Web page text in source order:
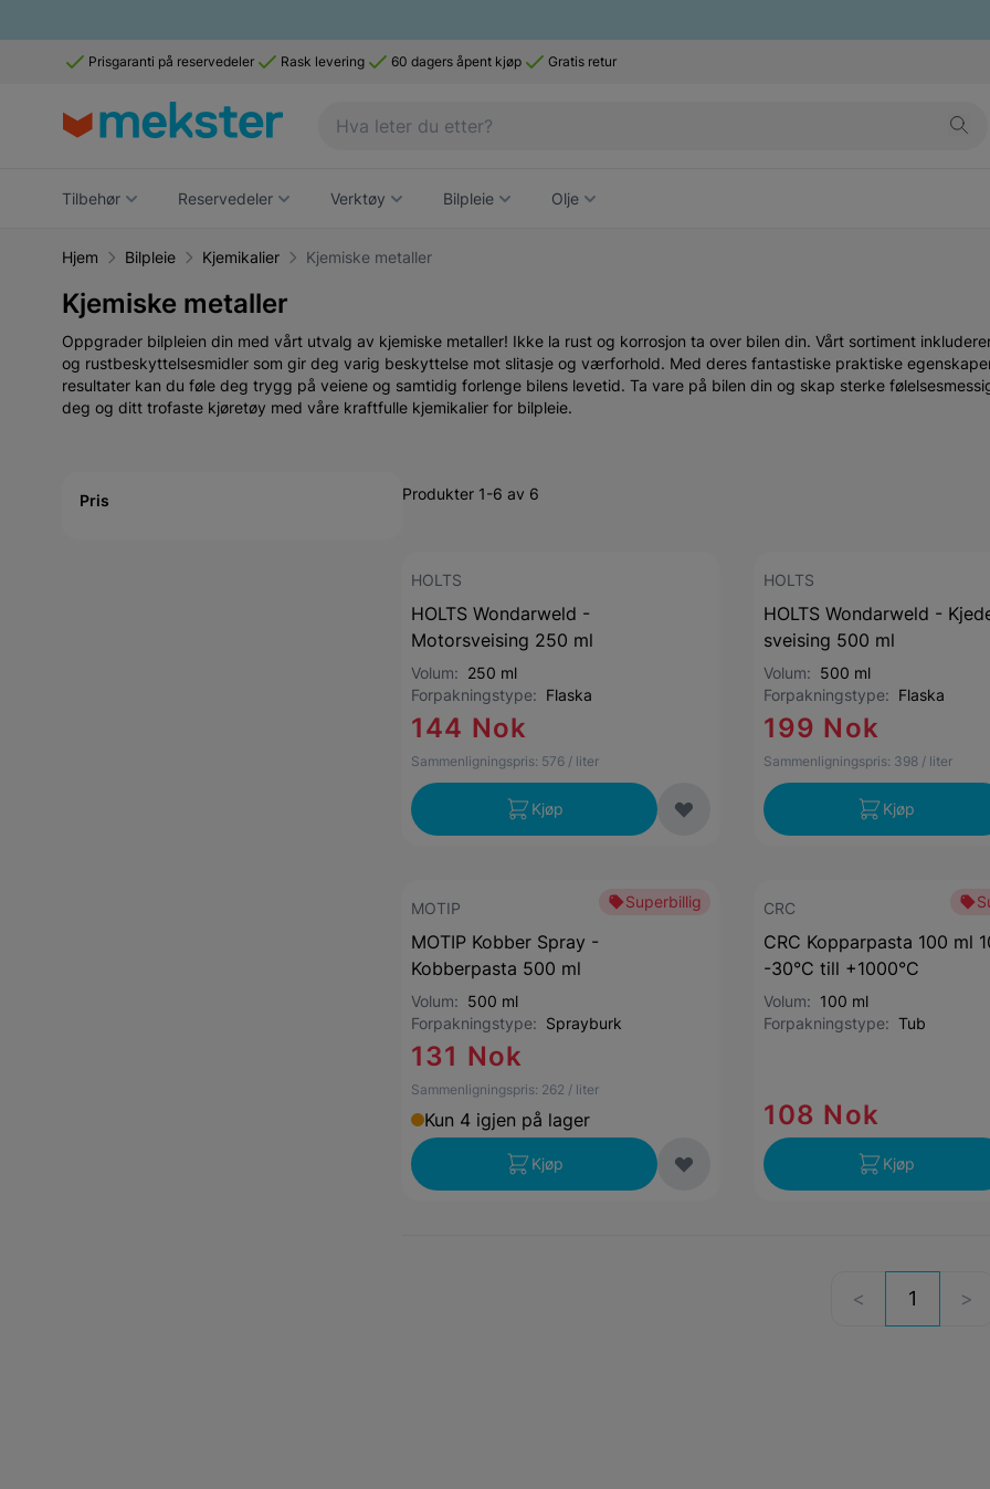
Prisgaranti på reservedeler Rask levering 60 dagers åpent kjøp Gratis retur
Tilbehør Reservedeler Verktøy Bilpleie Olje
Hjem Bilpleie Kjemikalier Kjemiske metaller
Kjemiske metaller
Oppgrader bilpleien din med vårt utvalg av kjemiske metaller! Ikke la rust og korrosjon ta over bilen din. Vårt sortiment
og rustbeskyttelsesmidler som gir deg varig beskyttelse mot slitasje og værforhold. Med deres fantastiske praktiske
resultater kan du føle deg trygg på veiene og samtidig forlenge bilens levetid. Ta vare på bilen din og skap sterke
deg og ditt trofaste kjøretøy med våre kraftfulle kjemikalier for bilpleie.
Pris Produkter 1-6 av 6
HOLTS
HOLTS Wondarweld -
Motorsveising 250 ml
Volum: 250 ml
Forpakningstype: Flaska
144 Nok
Sammenligningspris: 576 / liter
Kjøp
HOLTS
HOLTS Wondarweld -
sveising 500 ml
Volum: 500 ml
Forpakningstype: Flaska
199 Nok
Sammenligningspris: 398 / liter
Kjøp
Superbillig
MOTIP
MOTIP Kobber Spray -
Kobberpasta 500 ml
Volum: 500 ml
Forpakningstype: Sprayburk
131 Nok
Sammenligningspris: 262 / liter
Kun 4 igjen på lager
Kjøp
CRC
CRC Kopparpasta 100 ml
-30°C till +1000°C
Volum: 100 ml
Forpakningstype: Tub
108 Nok
Kjøp
1